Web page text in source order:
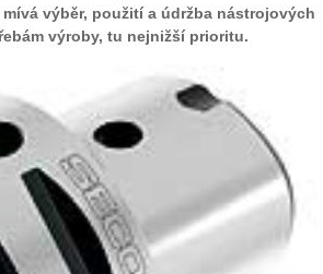
výběr, použití a údržba nástrojových
výroby, tu nejnižší prioritu.